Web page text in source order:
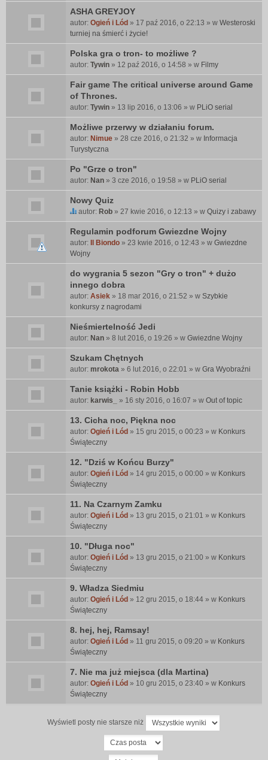
ASHA GREYJOY
autor: Ogień i Lód » 17 paź 2016, o 22:13 » w Westeroski
turniej na śmierć i życie!
Polska gra o tron- to możliwe ?
autor: Tywin » 12 paź 2016, o 14:58 » w Filmy
Fair game The critical universe around Game
of Thrones.
autor: Tywin » 13 lip 2016, o 13:06 » w PLiO serial
Możliwe przerwy w działaniu forum.
autor: Nimue » 28 cze 2016, o 21:32 » w Informacja
Turystyczna
Po "Grze o tron"
autor: Nan » 3 cze 2016, o 19:58 » w PLiO serial
Nowy Quiz
T
e
n
t
e
m
a
t
z
a
w
i
e
r
a
a
n
k
e
t
ę
autor: Rob » 27 kwie 2016, o 12:13 » w Quizy i zabawy
Regulamin podforum Gwiezdne Wojny
autor: Il Biondo » 23 kwie 2016, o 12:43 » w Gwiezdne
Wojny
do wygrania 5 sezon "Gry o tron" + dużo
innego dobra
autor: Asiek » 18 mar 2016, o 21:52 » w Szybkie
konkursy z nagrodami
Nieśmiertelność Jedi
autor: Nan » 8 lut 2016, o 19:26 » w Gwiezdne Wojny
Szukam Chętnych
autor: mrokota » 6 lut 2016, o 22:01 » w Gra Wyobraźni
Tanie książki - Robin Hobb
autor: karwis_ » 16 sty 2016, o 16:07 » w Out of topic
13. Cicha noc, Piękna noc
autor: Ogień i Lód » 15 gru 2015, o 00:23 » w Konkurs
Świąteczny
12. "Dziś w Końcu Burzy"
autor: Ogień i Lód » 14 gru 2015, o 00:00 » w Konkurs
Świąteczny
11. Na Czarnym Zamku
autor: Ogień i Lód » 13 gru 2015, o 21:01 » w Konkurs
Świąteczny
10. "Długa noc"
autor: Ogień i Lód » 13 gru 2015, o 21:00 » w Konkurs
Świąteczny
9. Władza Siedmiu
autor: Ogień i Lód » 12 gru 2015, o 18:44 » w Konkurs
Świąteczny
8. hej, hej, Ramsay!
autor: Ogień i Lód » 11 gru 2015, o 09:20 » w Konkurs
Świąteczny
7. Nie ma już miejsca (dla Martina)
autor: Ogień i Lód » 10 gru 2015, o 23:40 » w Konkurs
Świąteczny
Wyświetl posty nie starsze niż